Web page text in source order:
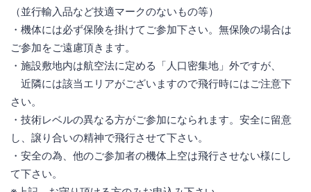
（並行輸入品など技適マークのないもの等）
・機体には必ず保険を掛けてご参加下さい。無保険の場合は
ご参加をご遠慮頂きます。
・施設敷地内は航空法に定める「人口密集地」外ですが、
近隣には該当エリアがございますので飛行時にはご注意下
さい。
・技術レベルの異なる方がご参加になられます。安全に留意
し、譲り合いの精神で飛行させて下さい。
・安全の為、他のご参加者の機体上空は飛行させない様にし
て下さい。